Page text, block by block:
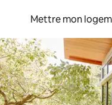
Mettre mon